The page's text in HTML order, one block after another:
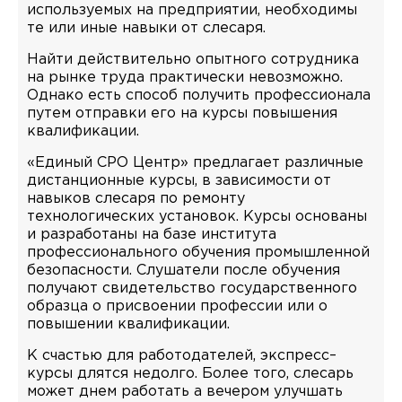
используемых на предприятии, необходимы
те или иные навыки от слесаря.
Найти действительно опытного сотрудника
на рынке труда практически невозможно.
Однако есть способ получить профессионала
путем отправки его на курсы повышения
квалификации.
«Единый СРО Центр» предлагает различные
дистанционные курсы, в зависимости от
навыков слесаря по ремонту
технологических установок. Курсы основаны
и разработаны на базе института
профессионального обучения промышленной
безопасности. Слушатели после обучения
получают свидетельство государственного
образца о присвоении профессии или о
повышении квалификации.
К счастью для работодателей, экспресс–
курсы длятся недолго. Более того, слесарь
может днем работать а вечером улучшать